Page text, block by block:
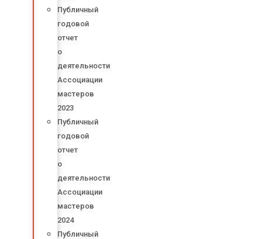
Публичный
годовой
отчет
о
деятельности
Ассоциации
мастеров
2023
Публичный
годовой
отчет
о
деятельности
Ассоциации
мастеров
2024
Публичный